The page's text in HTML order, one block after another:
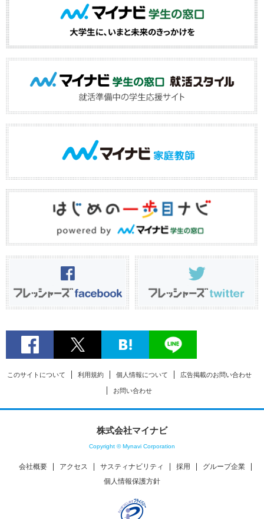
このサイトについて 利用規約 個人情報について 広告掲載のお問い合わせ
お問い合わせ
株式会社マイナビ
Copyright © Mynavi Corporation
会社概要 アクセス サスティナビリティ 採用
グループ企業
個人情報保護方針